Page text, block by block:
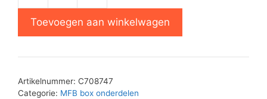
MFB
–
aantal
Toevoegen aan winkelwagen
Artikelnummer: C708747
Categorie: MFB box onderdelen